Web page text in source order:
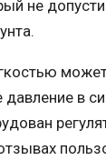
не
давление в